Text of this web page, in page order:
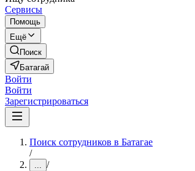
Сервисы
Помощь
Ещё
Поиск
Батагай
Войти
Войти
Зарегистрироваться
Поиск сотрудников в Батагае
/
... /